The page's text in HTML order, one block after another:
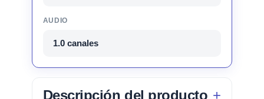
AUDIO
1.0 canales
Descripción del producto